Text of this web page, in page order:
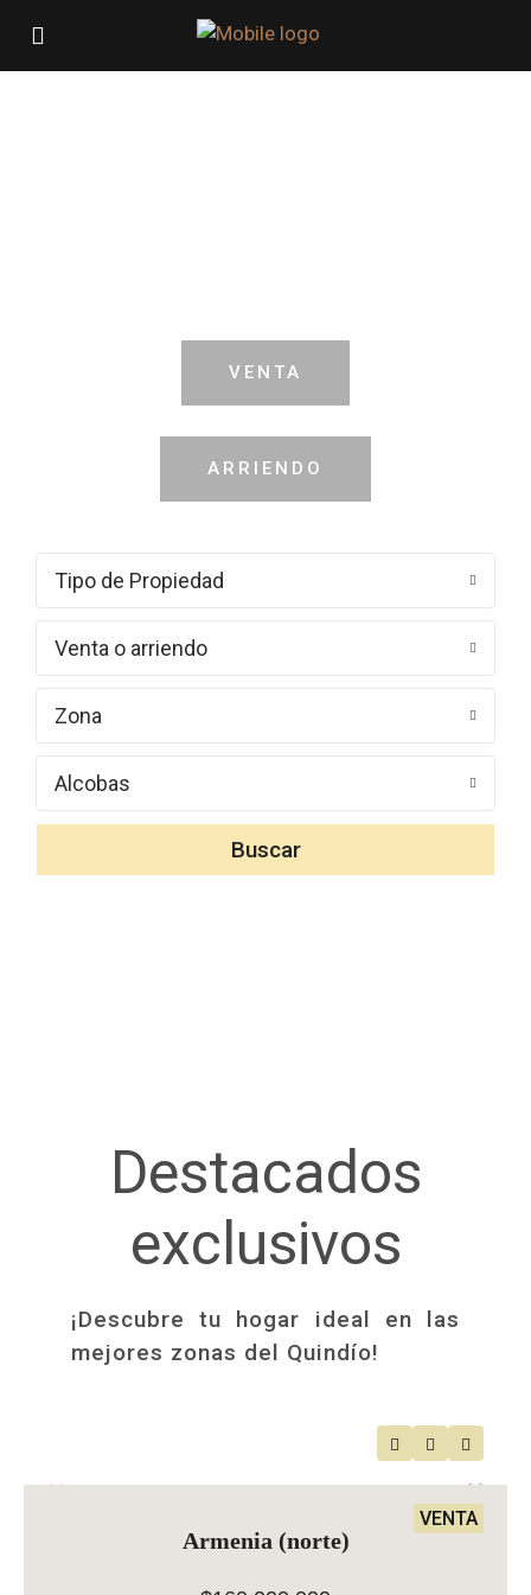
VENTA
ARRIENDO
Tipo de Propiedad
Venta o arriendo
Zona
Alcobas
Buscar
Destacados
exclusivos
¡Descubre tu hogar ideal en las
mejores zonas del Quindío!
VENTA
Armenia (norte)